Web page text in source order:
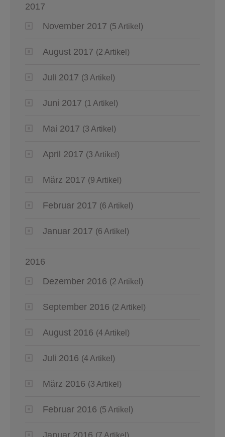
2017
November 2017 (5 Artikel)
August 2017 (2 Artikel)
Juli 2017 (3 Artikel)
Juni 2017 (1 Artikel)
Mai 2017 (3 Artikel)
April 2017 (3 Artikel)
März 2017 (9 Artikel)
Februar 2017 (6 Artikel)
Januar 2017 (6 Artikel)
2016
Dezember 2016 (2 Artikel)
September 2016 (2 Artikel)
August 2016 (4 Artikel)
Juli 2016 (4 Artikel)
März 2016 (3 Artikel)
Februar 2016 (5 Artikel)
Januar 2016 (7 Artikel)